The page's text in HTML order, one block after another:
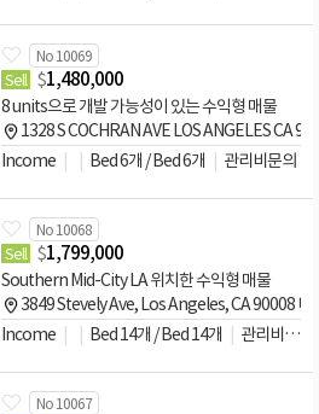
No 10069
Sell $1,480,000
8 units으로 개발 가능성이 있는 수익형 매물
1328 S COCHRAN AVE LOS ANGELES CA
Income
Bed 6개 / Bed 6개 관리비문의
No 10068
Sell $1,799,000
Southern Mid-City LA 위치한 수익형 매물
3849 Stevely Ave, Los Angeles, CA 90008 미
Income
Bed 14개 / Bed 14개 관리비문의
No 10067